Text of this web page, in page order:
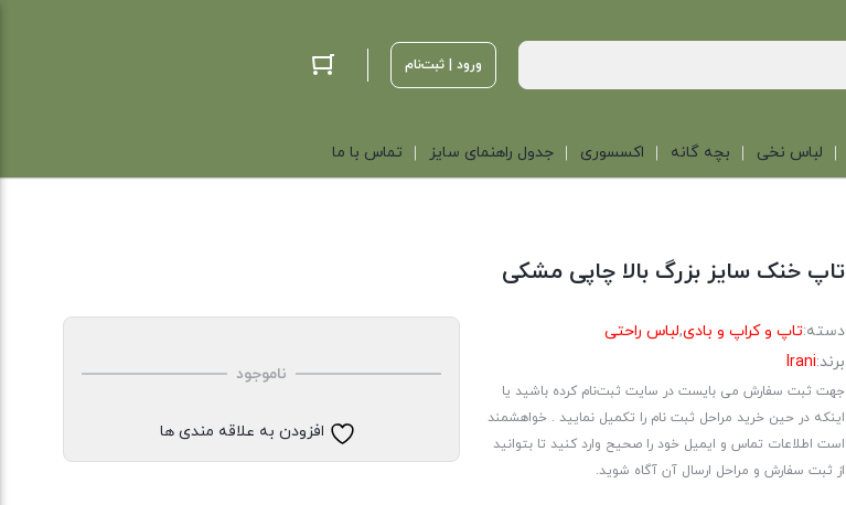
ورود | ثبت‌نام
لباس نخی بچه گانه اکسسوری جدول راهنمای سایز تماس با ما
تاپ خنک سایز بزرگ بالا چاپی مشکی
دسته:تاپ و کراپ و بادی,لباس راحتی
برند:Irani
جهت ثبت سفارش می بایست در سایت ثبت‌نام کرده باشید یا
اینکه در حین خرید مراحل ثبت نام را تکمیل نمایید . خواهشمند
است اطلاعات تماس و ایمیل خود را صحیح وارد کنید تا بتوانید
از ثبت سفارش و مراحل ارسال آن آگاه شوید.
ناموجود
افزودن به علاقه مندی ها